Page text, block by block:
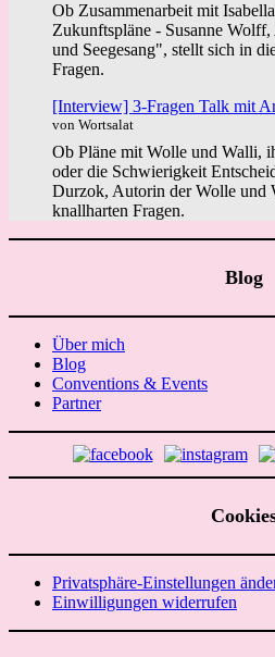
Ob Zusammenarbeit mit
Zukunftspläne - Susanne
und Seegesang", stellt sich in
Fragen.
[Interview] 3-Fragen Talk mit
von Wortsalat
Ob Pläne mit Wolle und Walli,
oder die Schwierigkeit
Durzok, Autorin der Wolle und
knallharten Fragen.
Blog
Über mich
Blog
Conventions & Events
Partner
Privatsphäre-Einstellungen
Einwilligungen widerrufen